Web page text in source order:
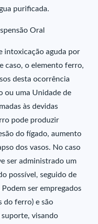
purificada.
Oral
intoxicação aguda por
caso, o elemento ferro,
desta ocorrência
ou uma Unidade de
às devidas
pode produzir
do fígado, aumento
dos vasos. No caso
ser administrado um
possível, seguido de
Podem ser empregados
do ferro) e são
suporte, visando